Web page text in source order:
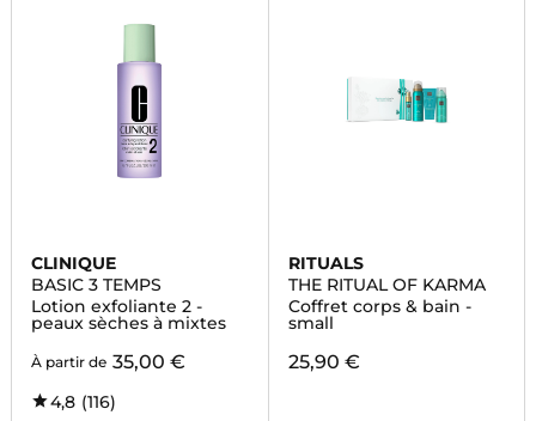
CLINIQUE
BASIC 3 TEMPS
Lotion exfoliante 2 -
peaux sèches à mixtes
À partir de 35,00 €
4,8 (116)
RITUALS
THE RITUAL OF KARMA
Coffret corps & bain -
small
25,90 €